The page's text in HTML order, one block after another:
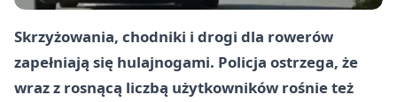
Skrzyżowania, chodniki i drogi dla rowerów
zapełniają się hulajnogami. Policja ostrzega, że
wraz z rosnącą liczbą użytkowników rośnie też